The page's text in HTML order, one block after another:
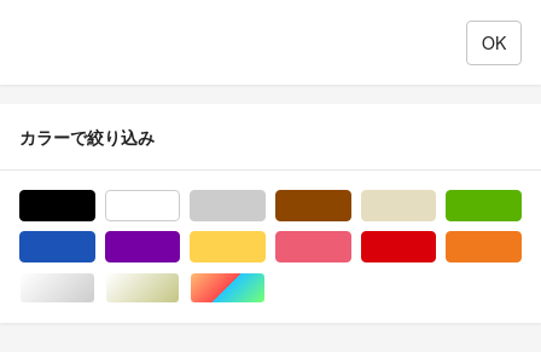
カラーで絞り込み
シルバー/銀色系ゴールド/金色系マルチカラー